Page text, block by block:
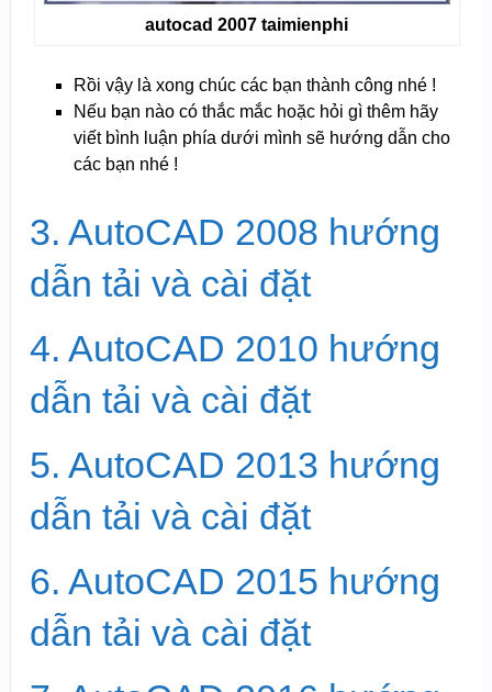
autocad 2007 taimienphi
Rồi vậy là xong chúc các bạn thành công nhé !
Nếu bạn nào có thắc mắc hoặc hỏi gì thêm hãy
viết bình luận phía dưới mình sẽ hướng dẫn cho
các bạn nhé !
3. AutoCAD 2008 hướng
dẫn tải và cài đặt
4. AutoCAD 2010 hướng
dẫn tải và cài đặt
5. AutoCAD 2013 hướng
dẫn tải và cài đặt
6. AutoCAD 2015 hướng
dẫn tải và cài đặt